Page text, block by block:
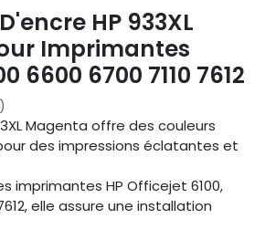
HP 933XL
Imprimantes
6600 6700 7110 7612
Magenta offre des couleurs
des impressions éclatantes et
imprimantes HP Officejet 6100,
elle assure une installation